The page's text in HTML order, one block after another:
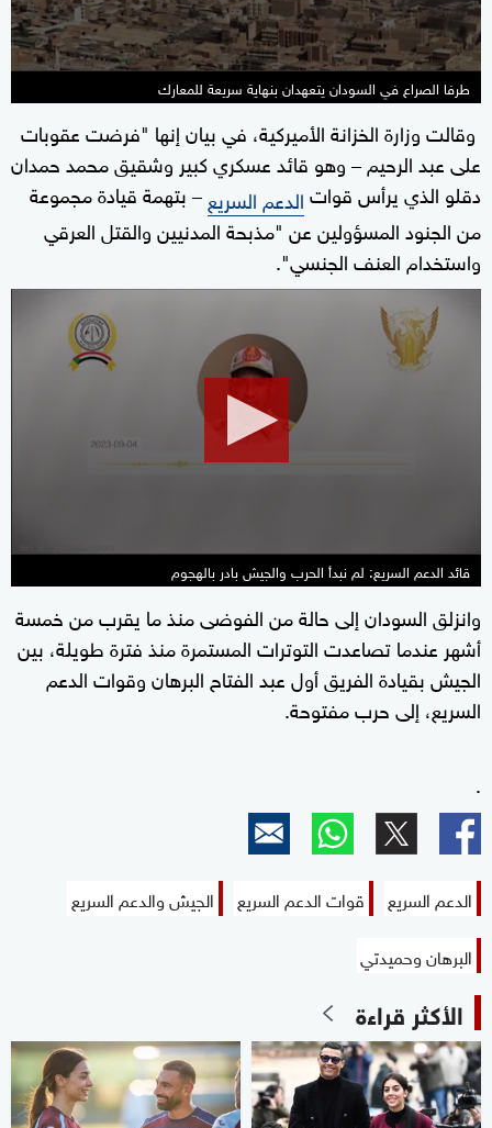
طرفا الصراع في السودان يتعهدان بنهاية سريعة للمعارك
وقالت وزارة الخزانة الأميركية، في بيان إنها "فرضت عقوبات
على عبد الرحيم – وهو قائد عسكري كبير وشقيق محمد حمدان
دقلو الذي يرأس قواتالدعم السريع– بتهمة قيادة مجموعة
من الجنود المسؤولين عن "مذبحة المدنيين والقتل العرقي
واستخدام العنف الجنسي".
seconds
قائد الدعم السريع: لم نبدأ الحرب والجيش بادر بالهجوم
وانزلق السودان إلى حالة من الفوضى منذ ما يقرب من خمسة
أشهر عندما تصاعدت التوترات المستمرة منذ فترة طويلة، بين
الجيش بقيادة الفريق أول عبد الفتاح البرهان وقوات الدعم
السريع، إلى حرب مفتوحة.
.
الدعم السريع قوات الدعم السريع
الجيش والدعم السريع
البرهان وحميدتي
الأكثر قراءة